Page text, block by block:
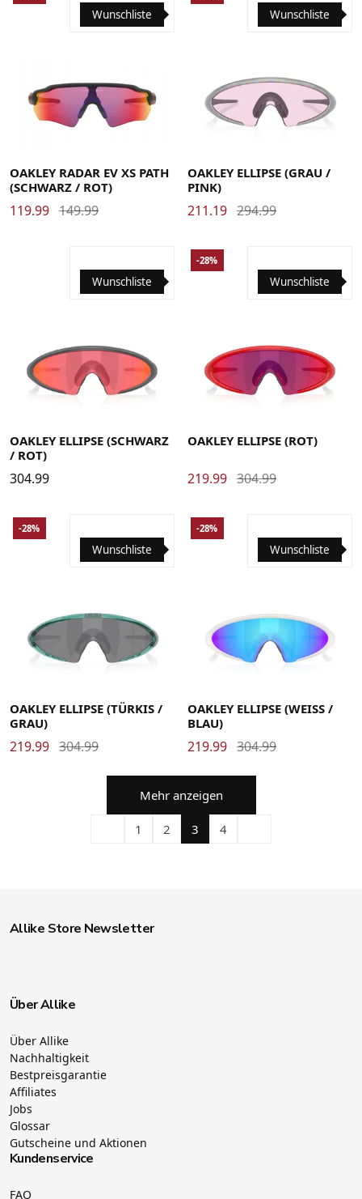
Wunschliste
OAKLEY RADAR EV XS PATH
(SCHWARZ / ROT)
119.99 149.99
Wunschliste
OAKLEY ELLIPSE (GRAU /
PINK)
211.19 294.99
Wunschliste
OAKLEY ELLIPSE (SCHWARZ
/ ROT)
304.99
Wunschliste
-28%
OAKLEY ELLIPSE (ROT)
219.99 304.99
Wunschliste
-28%
OAKLEY ELLIPSE (TÜRKIS /
GRAU)
219.99 304.99
Wunschliste
-28%
OAKLEY ELLIPSE (WEISS /
BLAU)
219.99 304.99
Mehr anzeigen
1 2 3 4
Allike Store Newsletter
Über Allike
Über Allike
Nachhaltigkeit
Bestpreisgarantie
Affiliates
Jobs
Glossar
Gutscheine und Aktionen
Kundenservice
FAQ